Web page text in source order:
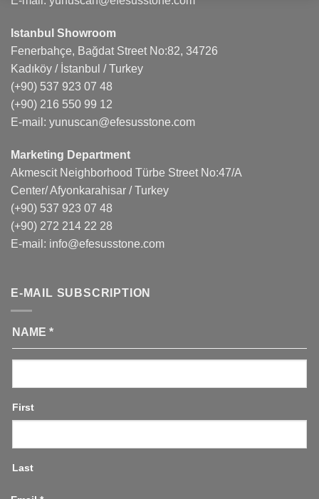
Istanbul Showroom
Fenerbahçe, Bağdat Street No:82, 34726
Kadıköy / İstanbul / Turkey
(+90) 537 923 07 48
(+90) 216 550 99 12
E-mail: yunuscan@efesusstone.com
Marketing Department
Akmescit Neighborhood Türbe Street No:47/A
Center/ Afyonkarahisar / Turkey
(+90) 537 923 07 48
(+90) 272 214 22 28
E-mail: info@efesusstone.com
E-MAIL SUBSCRIPTION
NAME *
First
Last